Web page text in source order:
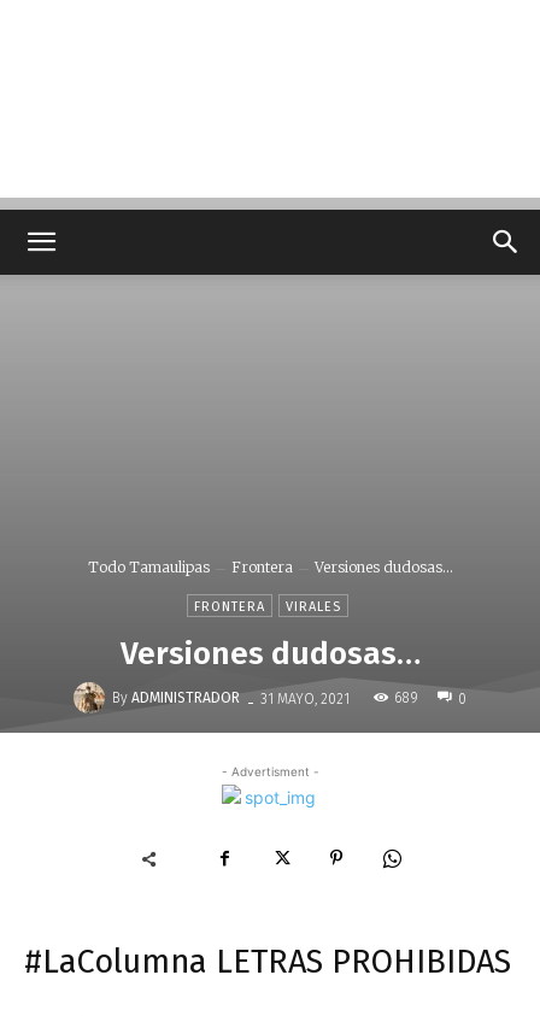
Todo Tamaulipas Frontera Versiones dudosas…
FRONTERA VIRALES
Versiones dudosas…
By ADMINISTRADOR - 31 MAYO, 2021 689 0
- Advertisment -
#LaColumna LETRAS PROHIBIDAS